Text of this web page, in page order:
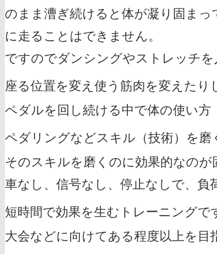
のまま漕ぎ続けると体が凝り固ま
に走ることはできません。
ですのでダンシングやストレッチ
座る位置を変え使う筋肉を変えた
ペダルを回し続ける中で体の使い
ペダリングなどスキル（技術）を
そのスキルを磨くのに効果的なの
車なし、信号なし、停止なしで、
短時間で効果を生むトレーニングで
大会などに向けてある程度以上を